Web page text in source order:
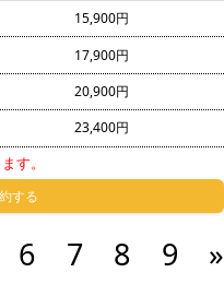
15,900円
17,900円
20,900円
23,400円
す。
する
6 7 8 9 »